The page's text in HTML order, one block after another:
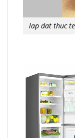
lap dat thuc te